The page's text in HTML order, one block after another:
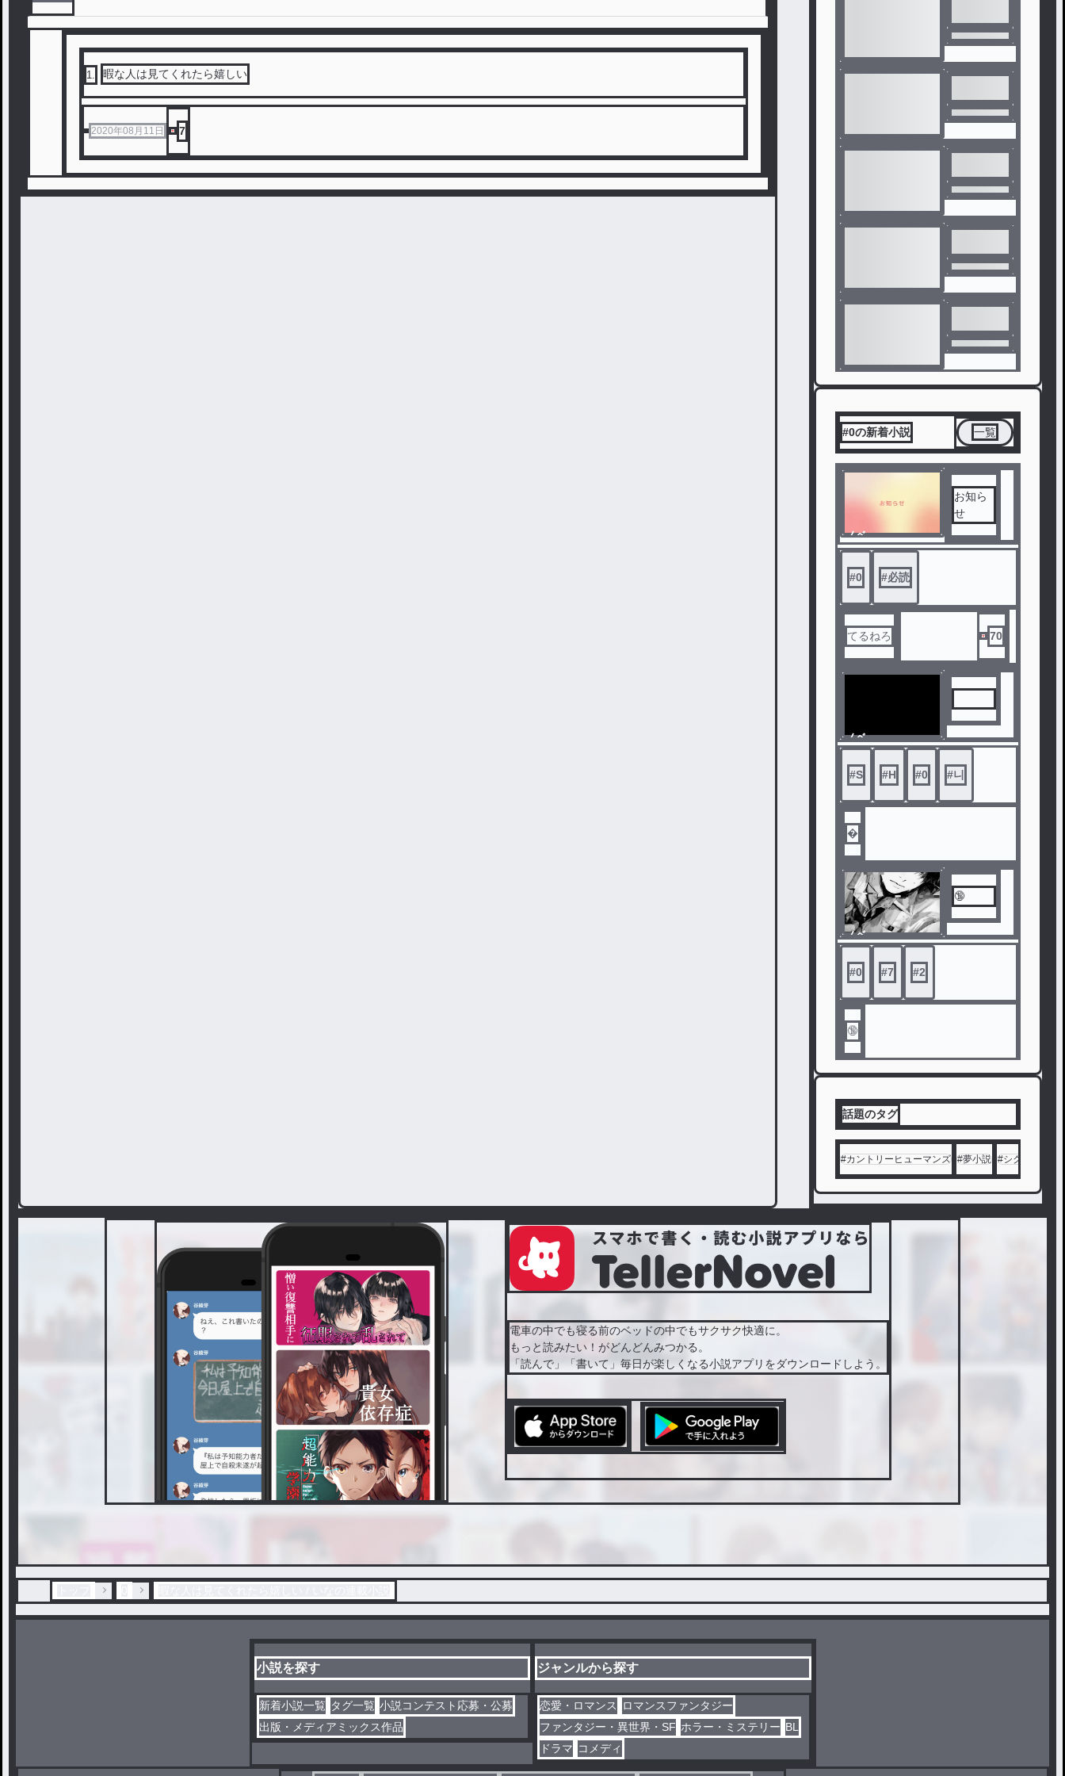
1 暇な人は見てくれたら嬉しい
2020年08月11日 7
#0の新着小説 一覧
ノベ
ル
お知ら
せ
#0 #必読
てるねろ 70
ノベ
ル
#S #Η #0 #니
�
ノベ
ル
🔞
#0 #7 #2
🔞
話題のタグ
#カントリーヒューマンズ #夢小説 #シクフォニ
電車の中でも寝る前のベッドの中でもサクサク快適に。
もっと読みたい！がどんどんみつかる。
「読んで」「書いて」毎日が楽しくなる小説アプリをダウンロードしよう。
小説を探す
新着小説一覧 タグ一覧 小説コンテスト応募・公募
出版・メディアミックス作品
ジャンルから探す
恋愛・ロマンス
ロマンスファンタジー
ファンタジー・異世界・SF ホラー・ミステリー BL
ドラマ コメディ